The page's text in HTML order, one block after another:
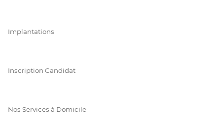
Implantations
Inscription Candidat
Nos Services à Domicile